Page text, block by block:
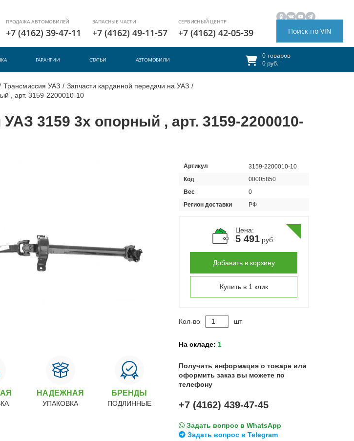
ПРОДАЖА АВТОМОБИЛЕЙ
+7 (4162) 39-47-11
ЗАПАСНЫЕ ЧАСТИ
+7 (4162) 49-11-57
СЕРВИСНЫЙ ЦЕНТР
+7 (4162) 42-05-39 Поиск по VIN
ГАРАНТИИ СТАТЬИ АВТОМОБИЛИ
0 товаров
0 руб.
Трансмиссия УАЗ / Запчасти карданной передачи на УАЗ /
, арт. 3159-2200010-10
3159 3х опорный , арт. 3159-2200010-
НАДЕЖНАЯ
УПАКОВКА
БРЕНДЫ
ПОДЛИННЫЕ
Артикул
3159-2200010-10
Код
00005850
Вес
0
Регион доставки
РФ
Цена:
5 491 руб.
Добавить в корзину
Купить в 1 клик
Кол-во шт
На складе: 1
Получить информация о товаре или
оформить заказ вы можете по
телефону
+7 (4162) 439-47-45
Задать вопрос в WhatsApp
Задать вопрос в Telegram